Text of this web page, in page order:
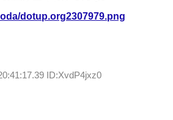
dotup.org2307979.png
ID:XvdP4jxz0